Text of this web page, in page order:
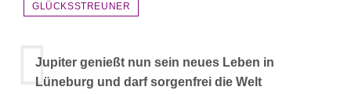
GLÜCKSSTREUNER
Jupiter genießt nun sein neues Leben in
Lüneburg und darf sorgenfrei die Welt